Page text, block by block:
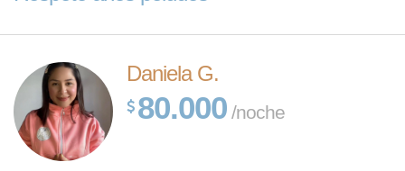
Daniela G.
80.000 /noche